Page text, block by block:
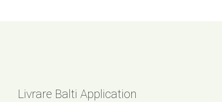
Livrare Balti Application